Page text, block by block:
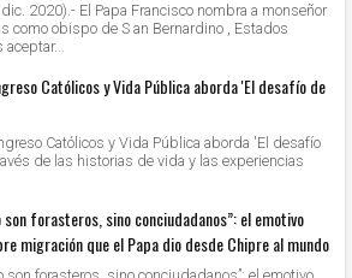
2020).- El Papa Francisco nombra a monseñor
como obispo de S an Bernardino , Estados
aceptar...
Católicos y Vida Pública aborda 'El desafío de
Católicos y Vida Pública aborda 'El desafío
de las historias de vida y las experiencias
son forasteros, sino conciudadanos”: el emotivo
migración que el Papa dio desde Chipre al mundo